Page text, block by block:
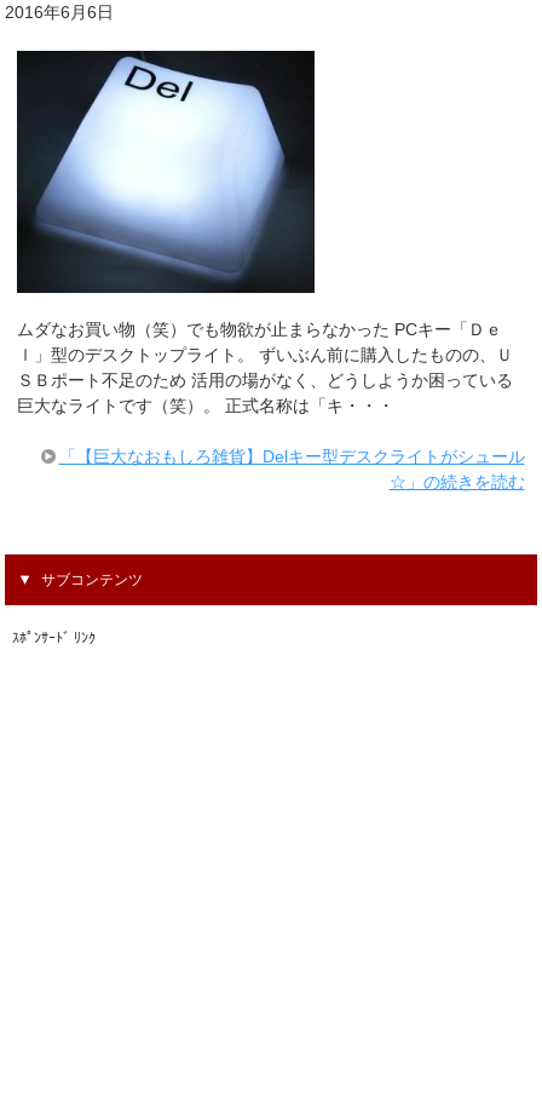
2016年6月6日
ムダなお買い物（笑）でも物欲が止まらなかった PCキー「Ｄｅ
ｌ」型のデスクトップライト。 ずいぶん前に購入したものの、Ｕ
ＳＢポート不足のため 活用の場がなく、どうしようか困っている
巨大なライトです（笑）。 正式名称は「キ・・・
「【巨大なおもしろ雑貨】Delキー型デスクライトがシュール
☆」の続きを読む
サブコンテンツ
ｽﾎﾟﾝｻｰﾄﾞ ﾘﾝｸ